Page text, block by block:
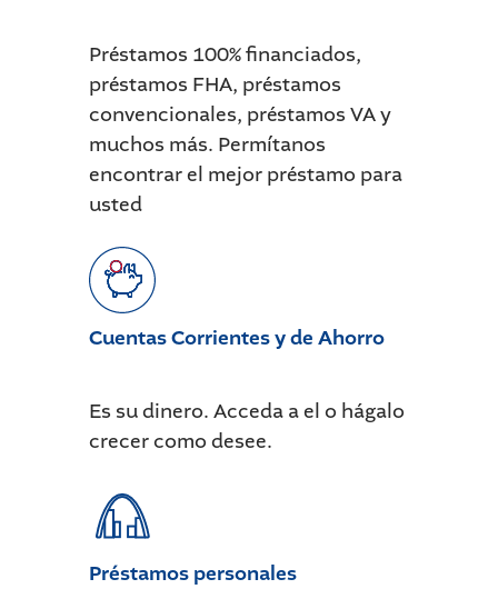
Préstamos 100% financiados,
préstamos FHA, préstamos
convencionales, préstamos VA y
muchos más. Permítanos
encontrar el mejor préstamo para
usted
Cuentas Corrientes y de Ahorro
Es su dinero. Acceda a el o hágalo
crecer como desee.
Préstamos personales